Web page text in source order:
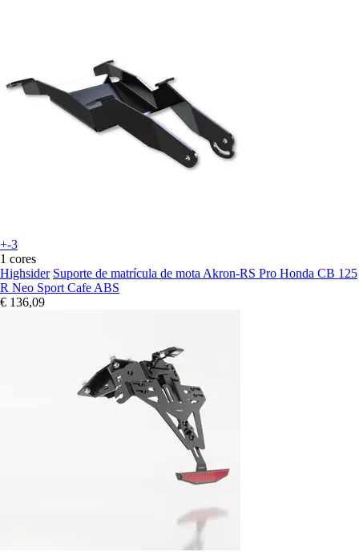
+-3
1 cores
Highsider Suporte de matrícula de mota Akron-RS Pro Honda CB 125
R Neo Sport Cafe ABS
€ 136,09